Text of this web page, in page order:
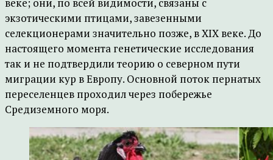
экзотическими птицами, завезенными
селекционерами значительно позже, в XIX веке. До
настоящего момента генетические исследования
так и не подтвердили теорию о северном пути
миграции кур в Европу. Основной поток пернатых
переселенцев проходил через побережье
Средиземного моря.